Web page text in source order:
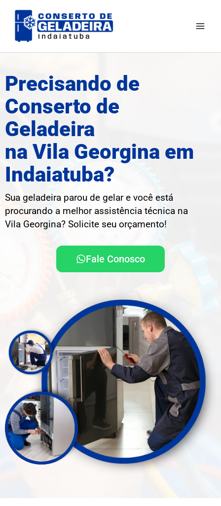
para
Precisando de
Conserto de
Geladeira
na Vila Georgina em
Indaiatuba?
Sua geladeira parou de gelar e você está
procurando a melhor assistência técnica na
Vila Georgina? Solicite seu orçamento!
Fale Conosco